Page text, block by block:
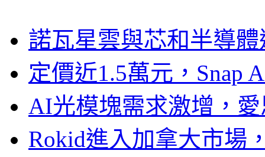
諾瓦星雲與芯和半導
定價近1.5萬元，Snap
AI光模塊需求激增，
Rokid進入加拿大市場